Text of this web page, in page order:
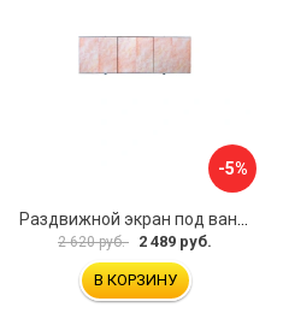
-5%
2 620 руб. 2 489 руб.
В КОРЗИНУ